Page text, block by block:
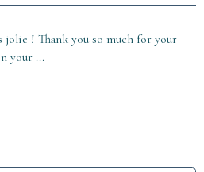
! Thank you so much for your
your ...